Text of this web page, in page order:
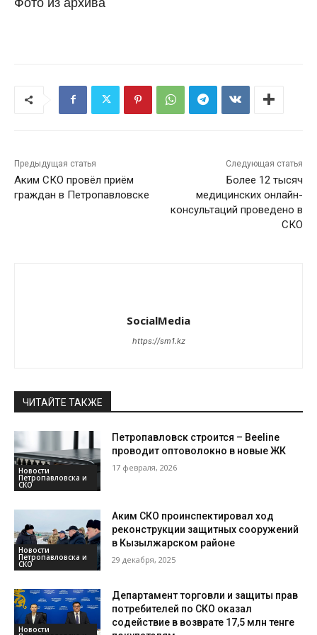
Предыдущая статья
Аким СКО провёл приём
граждан в Петропавловске
Следующая статья
Более 12 тысяч
медицинских онлайн-
консультаций проведено в
СКО
SocialMedia
https://sm1.kz
ЧИТАЙТЕ ТАКЖЕ
Новости
Петропавловска и
СКО
Петропавловск строится – Beeline
проводит оптоволокно в новые ЖК
17 февраля, 2026
Новости
Петропавловска и
СКО
Аким СКО проинспектировал ход
реконструкции защитных сооружений
в Кызылжарском районе
29 декабря, 2025
Новости
Департамент торговли и защиты прав
потребителей по СКО оказал
содействие в возврате 17,5 млн тенге